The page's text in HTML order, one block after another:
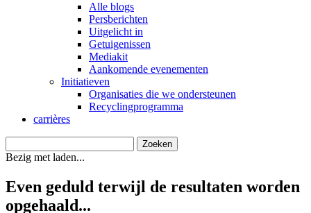
Alle blogs
Persberichten
Uitgelicht in
Getuigenissen
Mediakit
Aankomende evenementen
Initiatieven
Organisaties die we ondersteunen
Recyclingprogramma
carrières
Bezig met laden...
Even geduld terwijl de resultaten worden
opgehaald...